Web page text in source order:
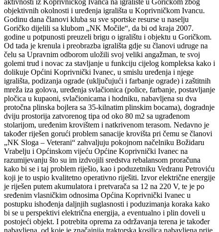
aktivnosti iz Koprivničkog Ivanca na igralište u Goričkom zbog
objektivnih okolnosti i uređenja igrališta u Koprivničkom Ivancu.
Godinu dana članovi kluba su sve sportske resurse u naselju
Goričko dijelili sa klubom „NK Močile“, da bi od kraja 2007.
godine u potpunosti preuzeli brigu o igralištu i objektu u Goričkom.
Od tada je krenula i preobrazba igrališta gdje su članovi udruge na
čelu sa Upravnim odborom uložili svoj veliki angažman, te svoj
golemi trud i novac za stavljanje u funkciju cijelog kompleksa kako i
dolikuje Općini Koprivnički Ivanec, u smislu uređenja i njege
igrališta, podizanja ograde (uključujući i farbanje ograde) i zaštitnih
mreža iza golova, uređenja svlačionica (police, farbanje, postavljanje
pločica u kupaoni, svlačionicama i hodniku, nabavljena su dva
protočna plinska bojlera sa 35-kilnatim plinskim bocama), dogradnje
dviju prostorija zatvorenog tipa od oko 80 m2 sa ugrađenom
stolarijom, uređenim krovištem i natkrivenom terasom. Nedavno je
također riješen gorući problem sanacije krovišta pri čemu se članovi
„NK Sloga – Veterani“ zahvaljuju pokojnom načelniku Božidaru
Vrabelju i Općinskom vijeću Općine Koprivnički Ivanec na
razumijevanju što su im izdvojili sredstva rebalansom proračuna
kako bi se i taj problem riješio, kao i poduzetniku Vedranu Petroviću
koji je to uspio kvalitetno operativno riješiti. Izvor električne energije
je riješen putem akumulatora i pretvarača sa 12 na 220 V, te je po
sređenim vlasničkim odnosima Općina Koprivnički Ivanec u
postupku ishođenja daljnjih suglasnosti i poduzimanja koraka kako
bi se u perspektivi električna energija, a eventualno i plin doveli u
postojeći objekt. I potrebita oprema za održavanja terena je također